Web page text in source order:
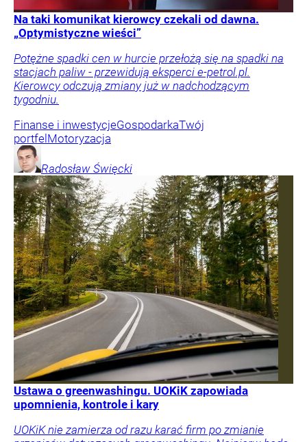
Na taki komunikat kierowcy czekali od dawna.
„Optymistyczne wieści”
Potężne spadki cen w hurcie przełożą się na spadki na
stacjach paliw - przewidują eksperci e-petrol.pl.
Kierowcy odczują zmiany już w nadchodzącym
tygodniu.
Finanse i inwestycjeGospodarkaTwój
portfel Motoryzacja
Radosław Święcki
Ustawa o greenwashingu. UOKiK zapowiada
upomnienia, kontrole i kary
UOKiK nie zamierza od razu karać firm po zmianie